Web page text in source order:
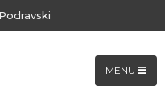
MENU